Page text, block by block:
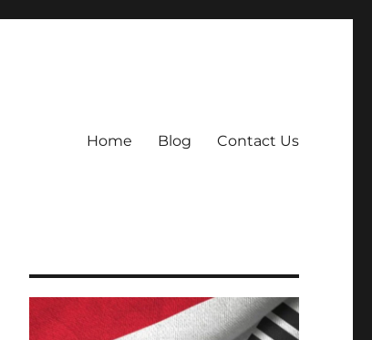
Home Blog Contact Us